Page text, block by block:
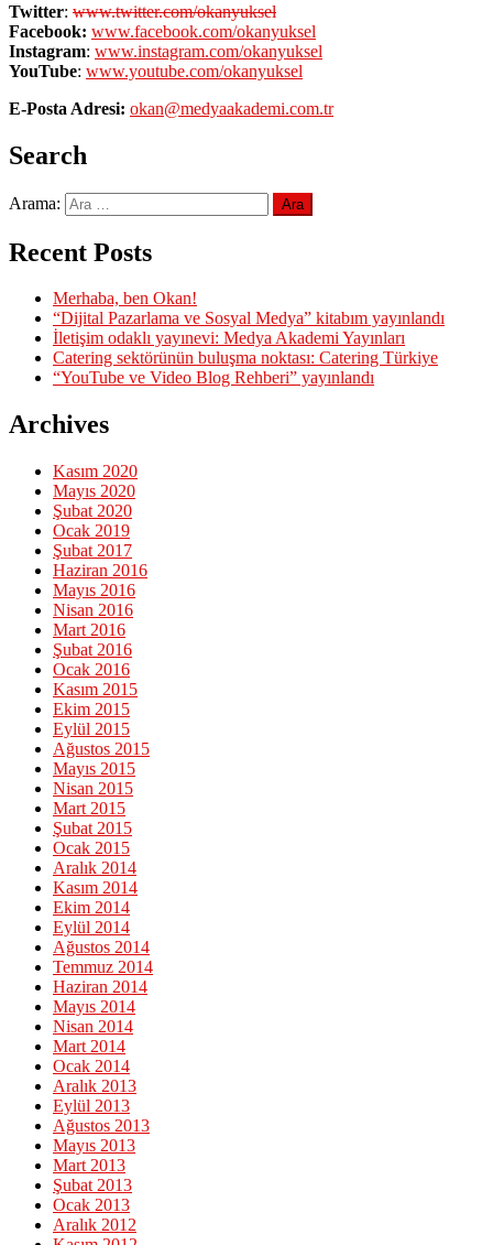
Twitter: www.twitter.com/okanyuksel
Facebook: www.facebook.com/okanyuksel
Instagram: www.instagram.com/okanyuksel
YouTube: www.youtube.com/okanyuksel
E-Posta Adresi: okan@medyaakademi.com.tr
Search
Arama:
Recent Posts
Merhaba, ben Okan!
“Dijital Pazarlama ve Sosyal Medya” kitabım yayınlandı
İletişim odaklı yayınevi: Medya Akademi Yayınları
Catering sektörünün buluşma noktası: Catering Türkiye
“YouTube ve Video Blog Rehberi” yayınlandı
Archives
Kasım 2020
Mayıs 2020
Şubat 2020
Ocak 2019
Şubat 2017
Haziran 2016
Mayıs 2016
Nisan 2016
Mart 2016
Şubat 2016
Ocak 2016
Kasım 2015
Ekim 2015
Eylül 2015
Ağustos 2015
Mayıs 2015
Nisan 2015
Mart 2015
Şubat 2015
Ocak 2015
Aralık 2014
Kasım 2014
Ekim 2014
Eylül 2014
Ağustos 2014
Temmuz 2014
Haziran 2014
Mayıs 2014
Nisan 2014
Mart 2014
Ocak 2014
Aralık 2013
Eylül 2013
Ağustos 2013
Mayıs 2013
Mart 2013
Şubat 2013
Ocak 2013
Aralık 2012